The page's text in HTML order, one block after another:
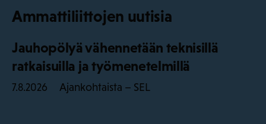
Ammattiliittojen uutisia
Jauhopölyä vähennetään teknisillä
ratkaisuilla ja työmenetelmillä
7.8.2026 Ajankohtaista – SEL